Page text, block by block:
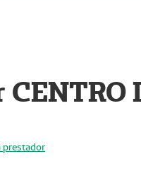
prestador